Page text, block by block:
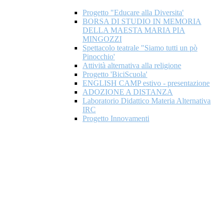
Progetto "Educare alla Diversita'
BORSA DI STUDIO IN MEMORIA
DELLA MAESTA MARIA PIA
MINGOZZI
Spettacolo teatrale "Siamo tutti un pò
Pinocchio'
Attività alternativa alla religione
Progetto 'BiciScuola'
ENGLISH CAMP estivo - presentazione
ADOZIONE A DISTANZA
Laboratorio Didattico Materia Alternativa
IRC
Progetto Innovamenti